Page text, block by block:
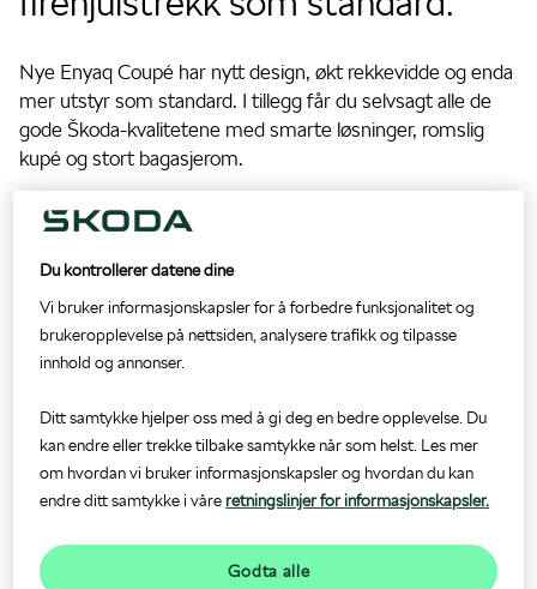
Biltilbehør
Bygg bil
ŠKODA Connect
Prislister og brosjyrer
Bilglass
Mobilitetsgaranti
Nye Enyaq Coupé har nytt design, økt rekkevidde og enda
mer utstyr som standard. I tillegg får du selvsagt alle de
gode Škoda-kvalitetene med smarte løsninger, romslig
kupé og stort bagasjerom.
Enyaq kampanjemodeller
Nå har vi gode prisavslag på flere av våre
Enyaq modeller, både Enyaq SUV og
Enyaq Coupé.
Du kontrollerer datene dine
Vi bruker informasjonskapsler for å forbedre funksjonalitet og
brukeropplevelse på nettsiden, analysere trafikk og tilpasse
innhold og annonser.
Ditt samtykke hjelper oss med å gi deg en bedre opplevelse. Du
kan endre eller trekke tilbake samtykke når som helst. Les mer
om hvordan vi bruker informasjonskapsler og hvordan du kan
endre ditt samtykke i våre retningslinjer for informasjonskapsler.
Godta alle